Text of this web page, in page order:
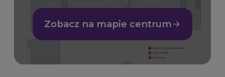
Zobacz na mapie centrum